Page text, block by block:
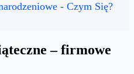
- Czym Się?
– firmowe